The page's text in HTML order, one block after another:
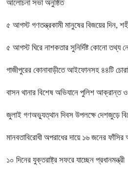
আলোচনা সভা অনুষ্ঠিত
৫ আগস্ট গণতন্ত্রকামী মানুষের বিজয়ের দিন,
৫ আগস্ট ঘিরে নাশকতার সুনির্দিষ্ট কোনো তথ্য
গাজীপুরের কোনাবাড়ীতে আইফোনসহ ৪৪টি
বাসন থানার বিশেষ অভিযানে পুলিশ আক্রান্ত
জুলাই গণঅভ্যুত্থান দিবস উপলক্ষে দেশজুড়ে
মানবতাবিরোধী অপরাধের দায়ে ১৬ জনের
১০ দিনের যুক্তরাষ্ট্র সফরে যাচ্ছেন প্রধানমন্ত্রী